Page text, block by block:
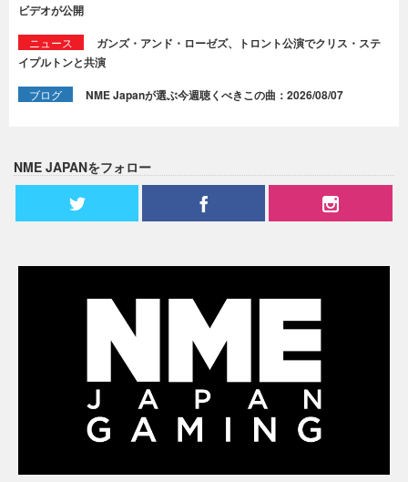
ビデオが公開
ニュース
ガンズ・アンド・ローゼズ、トロント公演でクリス・ステ
イプルトンと共演
ブログ NME Japanが選ぶ今週聴くべきこの曲：2026/08/07
NME JAPANをフォロー